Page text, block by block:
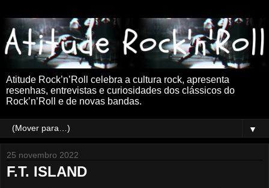
Atitude Rock’n’Roll celebra a cultura rock, apresenta
resenhas, entrevistas e curiosidades dos clássicos do
Rock’n’Roll e de novas bandas.
▼
25 novembro 2022
F.T. ISLAND